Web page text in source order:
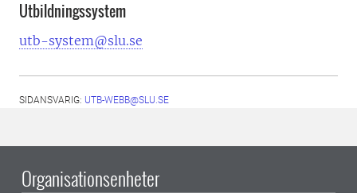
Utbildningssystem
utb-system@slu.se
SIDANSVARIG: UTB-WEBB@SLU.SE
Organisationsenheter